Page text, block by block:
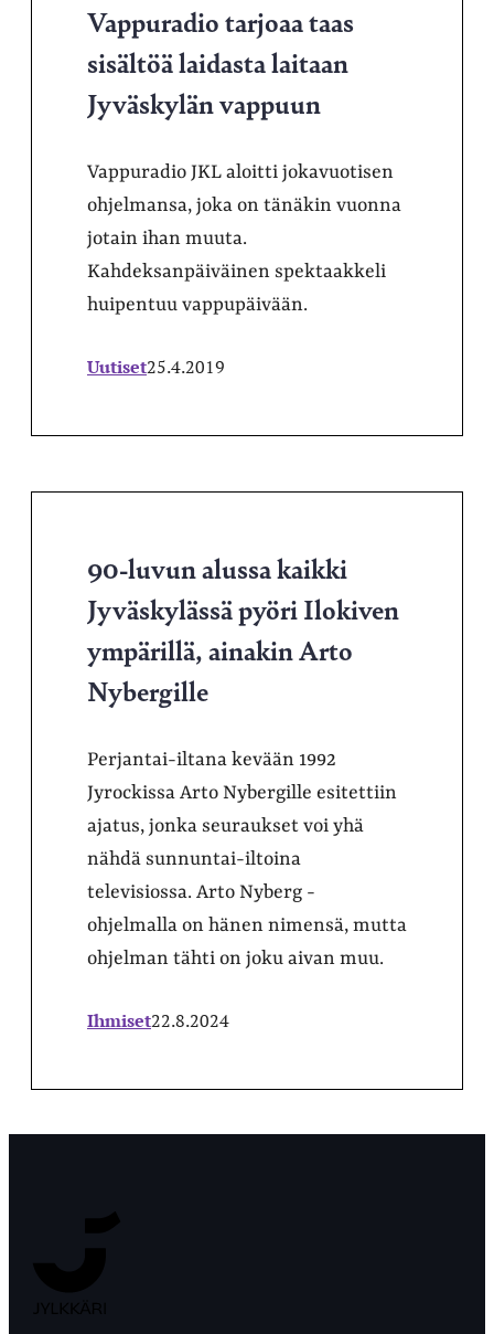
Vappuradio tarjoaa taas
sisältöä laidasta laitaan
Jyväskylän vappuun
Vappuradio JKL aloitti jokavuotisen
ohjelmansa, joka on tänäkin vuonna
jotain ihan muuta.
Kahdeksanpäiväinen spektaakkeli
huipentuu vappupäivään.
Uutiset25.4.2019
90-luvun alussa kaikki
Jyväskylässä pyöri Ilokiven
ympärillä, ainakin Arto
Nybergille
Perjantai-iltana kevään 1992
Jyrockissa Arto Nybergille esitettiin
ajatus, jonka seuraukset voi yhä
nähdä sunnuntai-iltoina
televisiossa. Arto Nyberg -
ohjelmalla on hänen nimensä, mutta
ohjelman tähti on joku aivan muu.
Ihmiset22.8.2024